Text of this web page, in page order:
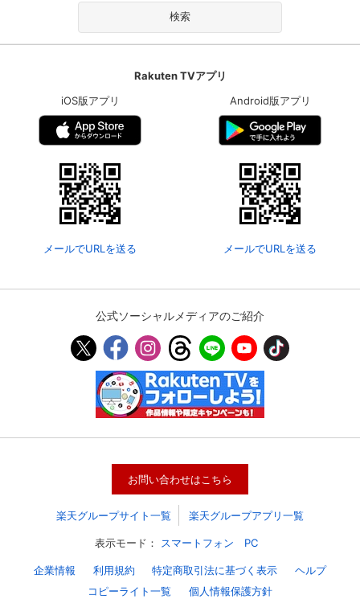
Rakuten TVアプリ
iOS版アプリ
メールでURLを送る
Android版アプリ
メールでURLを送る
公式ソーシャルメディアのご紹介
お問い合わせはこちら
楽天グループサイト一覧 楽天グループアプリ一覧
表示モード： スマートフォン PC
企業情報 利用規約 特定商取引法に基づく表示
ヘルプ
コピーライト一覧
個人情報保護方針